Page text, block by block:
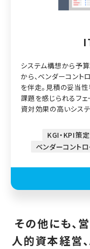
システム構想から予
から、ベンダーコント
を伴走。見積の妥当
課題を感じられるフ
資対効果の高いシス
KGI・KPI策定
ベンダーコント
その他にも、
人的資本経営、